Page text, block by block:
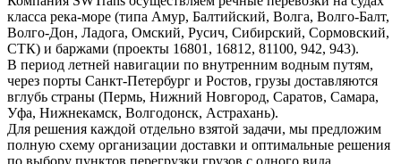
класса река-море (типа Амур, Балтийский, Волга, Волго-Балт,
Волго-Дон, Ладога, Омский, Русич, Сибирский, Сормовский,
СТК) и баржами (проекты 16801, 16812, 81100, 942, 943).
В период летней навигации по внутренним водным путям,
через порты Санкт-Петербург и Ростов, грузы доставляются
вглубь страны (Пермь, Нижний Новгород, Саратов, Самара,
Уфа, Нижнекамск, Волгодонск, Астрахань).
Для решения каждой отдельно взятой задачи, мы предложим
полную схему организации доставки и оптимальные решения